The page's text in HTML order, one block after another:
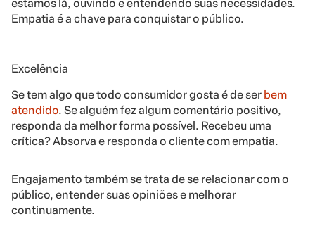
estamos lá, ouvindo e entendendo suas necessidades.
Empatia é a chave para conquistar o público.
Excelência
Se tem algo que todo consumidor gosta é de ser bem
atendido. Se alguém fez algum comentário positivo,
responda da melhor forma possível. Recebeu uma
crítica? Absorva e responda o cliente com empatia.
Engajamento também se trata de se relacionar com o
público, entender suas opiniões e melhorar
continuamente.